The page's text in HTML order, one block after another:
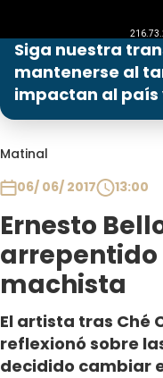
Siga nuestra
mantenerse al
impactan al país
Matinal
06/ 06/ 2017
13:00
Ernesto
machista
El artista tras Ché
reflexionó sobre
decidido cambiar
Club De La
Contigo en
Plan Perfecto
El Tiempo
Sabingo
Todos Los